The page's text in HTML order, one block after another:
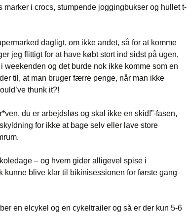
marker i crocs, stumpende joggingbukser og hullet t-
dagligt, om ikke andet, så for at komme
jeg flittigt for at have købt stort ind sidst på ugen,
weekenden og det burde nok ikke komme som en
til, at man bruger færre penge, når man ikke
thunk it?!
du er arbejdsløs og skal ikke en skid!”-fasen,
for ikke at bage selv eller lave store
– og hvem gider alligevel spise i
kunne blive klar til bikinisessionen for første gang
en elcykel og en cykeltrailer og så er der kun 5-6